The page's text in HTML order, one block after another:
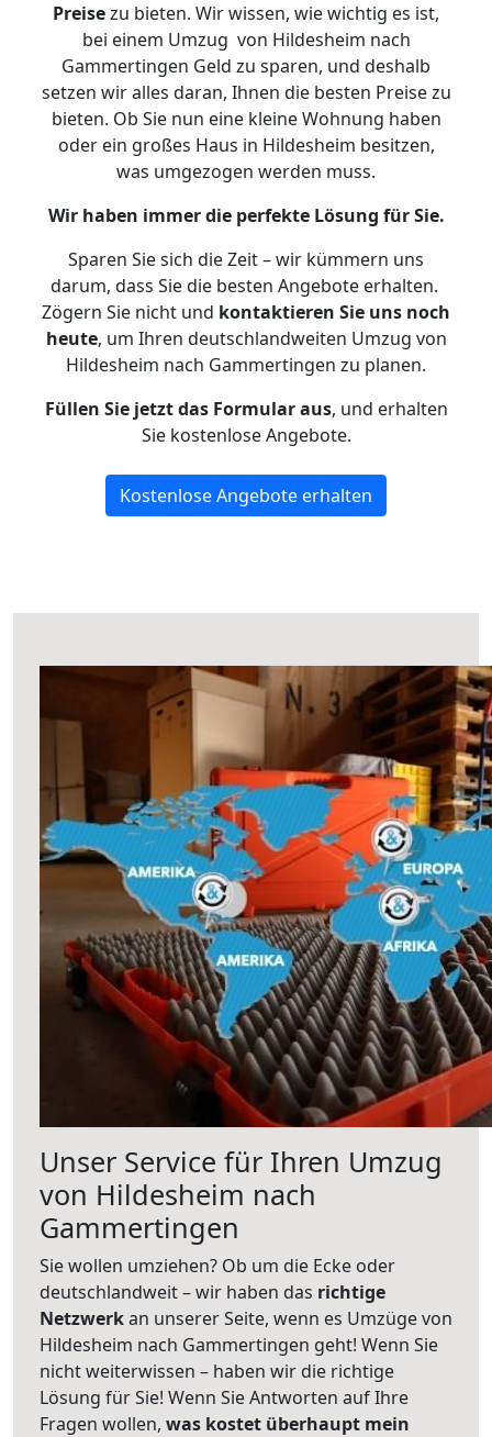
Preisezu bieten. Wir wissen, wie wichtig es ist,
bei einem Umzug von Hildesheim nach
Gammertingen Geld zu sparen, und deshalb
setzen wir alles daran, Ihnen die besten Preise zu
bieten. Ob Sie nun eine kleine Wohnung haben
oder ein großes Haus in Hildesheim besitzen,
was umgezogen werden muss.
Wir haben immer die perfekte Lösung für Sie.
Sparen Sie sich die Zeit – wir kümmern uns
darum, dass Sie die besten Angebote erhalten.
Zögern Sie nicht und kontaktieren Sie uns noch
heute, um Ihren deutschlandweiten Umzug von
Hildesheim nach Gammertingen zu planen.
Füllen Sie jetzt das Formular aus, und erhalten
Sie kostenlose Angebote.
Kostenlose Angebote erhalten
Unser Service für Ihren Umzug
von Hildesheim nach
Gammertingen
Sie wollen umziehen? Ob um die Ecke oder
deutschlandweit – wir haben das richtige
Netzwerkan unserer Seite, wenn es Umzüge von
Hildesheim nach Gammertingen geht! Wenn Sie
nicht weiterwissen – haben wir die richtige
Lösung für Sie! Wenn Sie Antworten auf Ihre
Fragen wollen, was kostet überhaupt mein